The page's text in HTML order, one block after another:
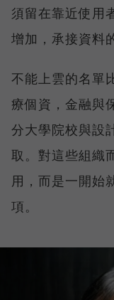
須留在靠近使用
增加，承接資料
不能上雲的名單
療個資，金融與
分大學院校與設
取。對這些組織
用，而是一開始
項。